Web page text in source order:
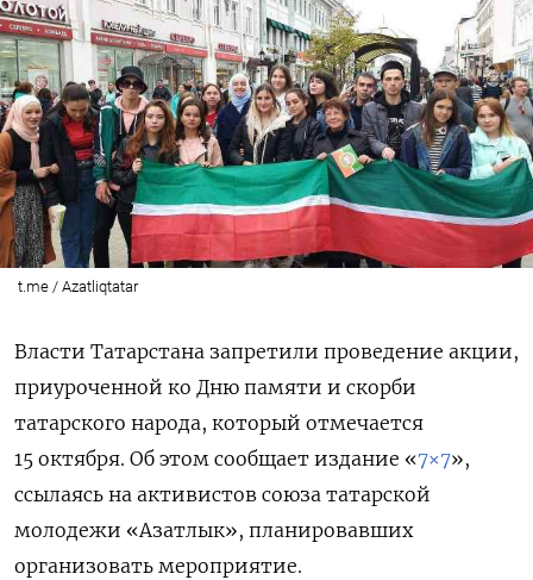
t.me / Azatliqtatar
Власти Татарстана запретили проведение акции,
приуроченной ко Дню памяти и скорби
татарского народа, который отмечается
15 октября. Об этом сообщает издание «7×7»,
ссылаясь на активистов союза татарской
молодежи «Азатлык», планировавших
организовать мероприятие.